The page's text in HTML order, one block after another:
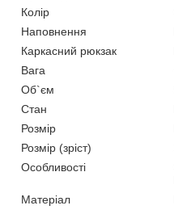
Колір
Наповнення
Каркасний рюкзак
Вага
Об`єм
Стан
Розмір
Розмір (зріст)
Особливості
Матеріал